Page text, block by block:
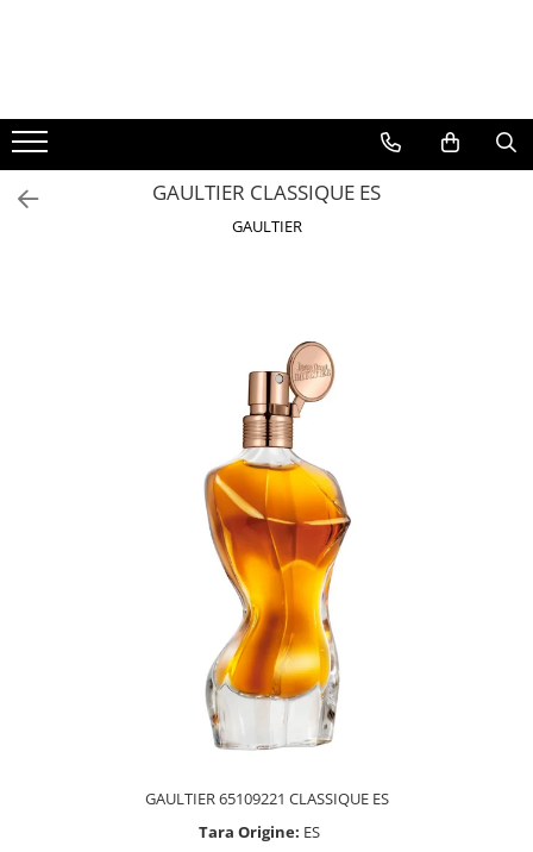
BERE
CAFEA
DEODORANTE
PARFUMURI
GAULTIER CLASSIQUE ES
GAULTIER
GAULTIER 65109221 CLASSIQUE ES
Tara Origine: ES